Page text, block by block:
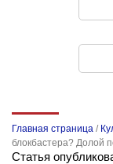
Главная страница /
блокбастера? Долой
Статья